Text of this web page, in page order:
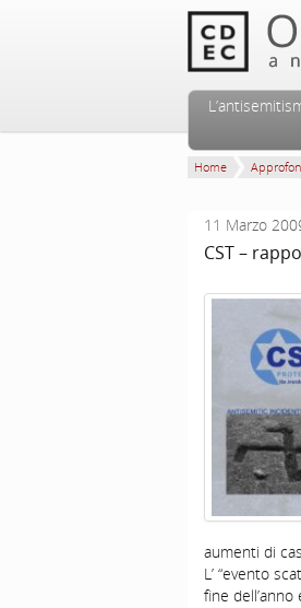
Menu
Vai al
Vai al
Home
11 Marzo
CST –
aumenti di
L’ “evento
fine